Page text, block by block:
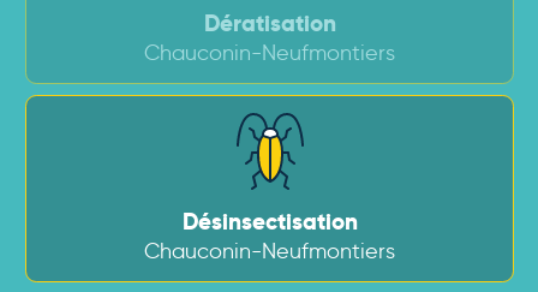
Dératisation
Chauconin-Neufmontiers
Désinsectisation
Chauconin-Neufmontiers